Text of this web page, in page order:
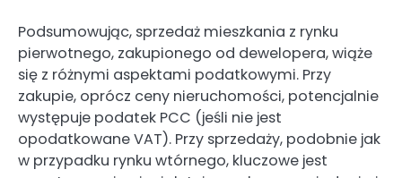
Podsumowując, sprzedaż mieszkania z rynku
pierwotnego, zakupionego od dewelopera, wiąże
się z różnymi aspektami podatkowymi. Przy
zakupie, oprócz ceny nieruchomości, potencjalnie
występuje podatek PCC (jeśli nie jest
opodatkowane VAT). Przy sprzedaży, podobnie jak
w przypadku rynku wtórnego, kluczowe jest